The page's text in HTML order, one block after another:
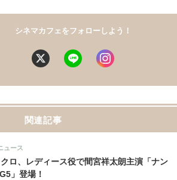
シネマカフェをフォローしよう！
関連記事
ロ、レディース役で間宮祥太朗主演「ナン
」登場！
ュース